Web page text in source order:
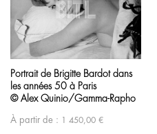
Portrait de Brigitte Bardot dans
les années 50 à Paris
© Alex Quinio/Gamma-Rapho
À partir de : 1 450,00 €